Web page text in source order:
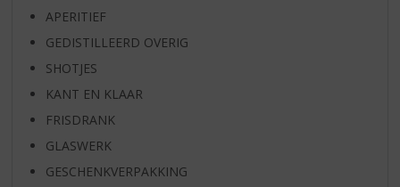
APERITIEF
GEDISTILLEERD OVERIG
SHOTJES
KANT EN KLAAR
FRISDRANK
GLASWERK
GESCHENKVERPAKKING